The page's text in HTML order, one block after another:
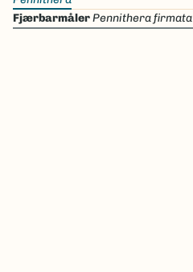
FjærbarmålerPennithera firmata